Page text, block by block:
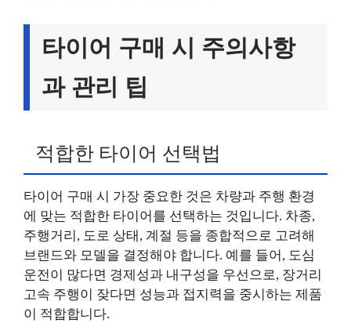
타이어 구매 시 주의사항
과 관리 팁
적합한 타이어 선택법
타이어 구매 시 가장 중요한 것은 차량과 주행 환경
에 맞는 적합한 타이어를 선택하는 것입니다. 차종,
주행거리, 도로 상태, 계절 등을 종합적으로 고려해
브랜드와 모델을 결정해야 합니다. 예를 들어, 도심
운전이 많다면 경제성과 내구성을 우선으로, 장거리
고속 주행이 잦다면 성능과 접지력을 중시하는 제품
이 적합합니다.